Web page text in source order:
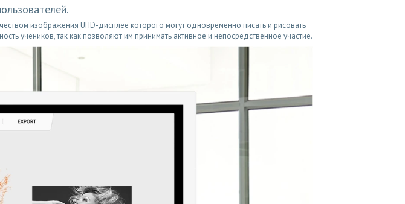
изображения UHD-дисплее которого могут одновременно писать и рисовать
учеников, так как позволяют им принимать активное и непосредственное участие.